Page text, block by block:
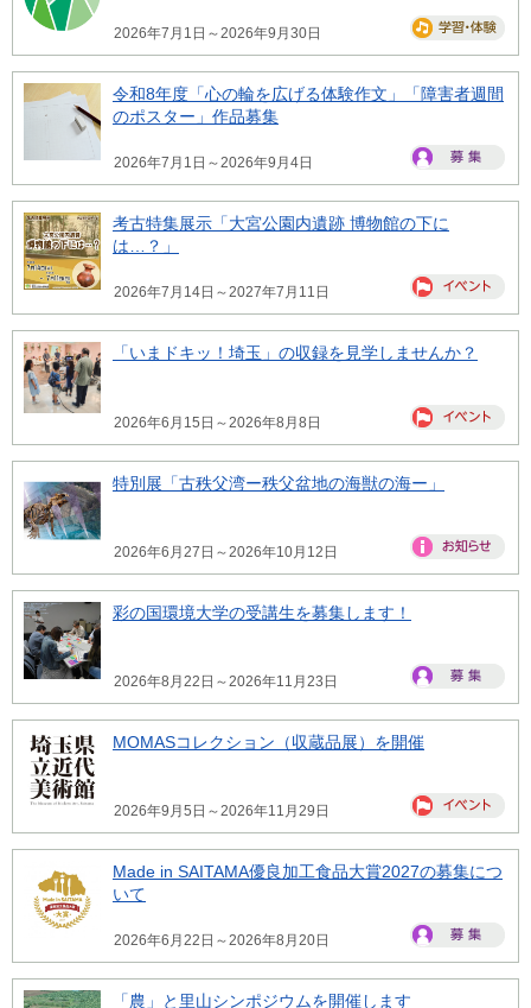
2026年7月1日～2026年9月30日
令和8年度「心の輪を広げる体験作文」「障害者週間
のポスター」作品募集
2026年7月1日～2026年9月4日
考古特集展示「大宮公園内遺跡 博物館の下に
は…？」
2026年7月14日～2027年7月11日
「いまドキッ！埼玉」の収録を見学しませんか？
2026年6月15日～2026年8月8日
特別展「古秩父湾ー秩父盆地の海獣の海ー」
2026年6月27日～2026年10月12日
彩の国環境大学の受講生を募集します！
2026年8月22日～2026年11月23日
MOMASコレクション（収蔵品展）を開催
2026年9月5日～2026年11月29日
Made in SAITAMA優良加工食品大賞2027の募集につ
いて
2026年6月22日～2026年8月20日
「農」と里山シンポジウムを開催します